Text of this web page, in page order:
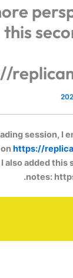
session, I
https://
also added this
notes: